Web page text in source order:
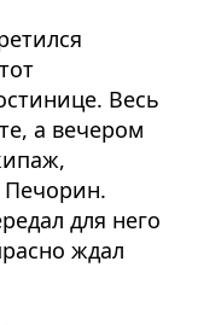
Весь
а вечером
Печорин.
для него
ждал